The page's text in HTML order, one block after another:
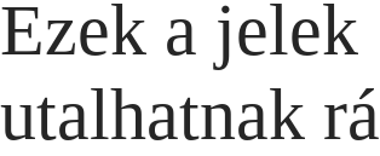
Ezek a jelek
utalhatnak rá